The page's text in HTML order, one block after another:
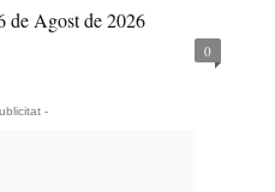
de Agost de 2026
0
-